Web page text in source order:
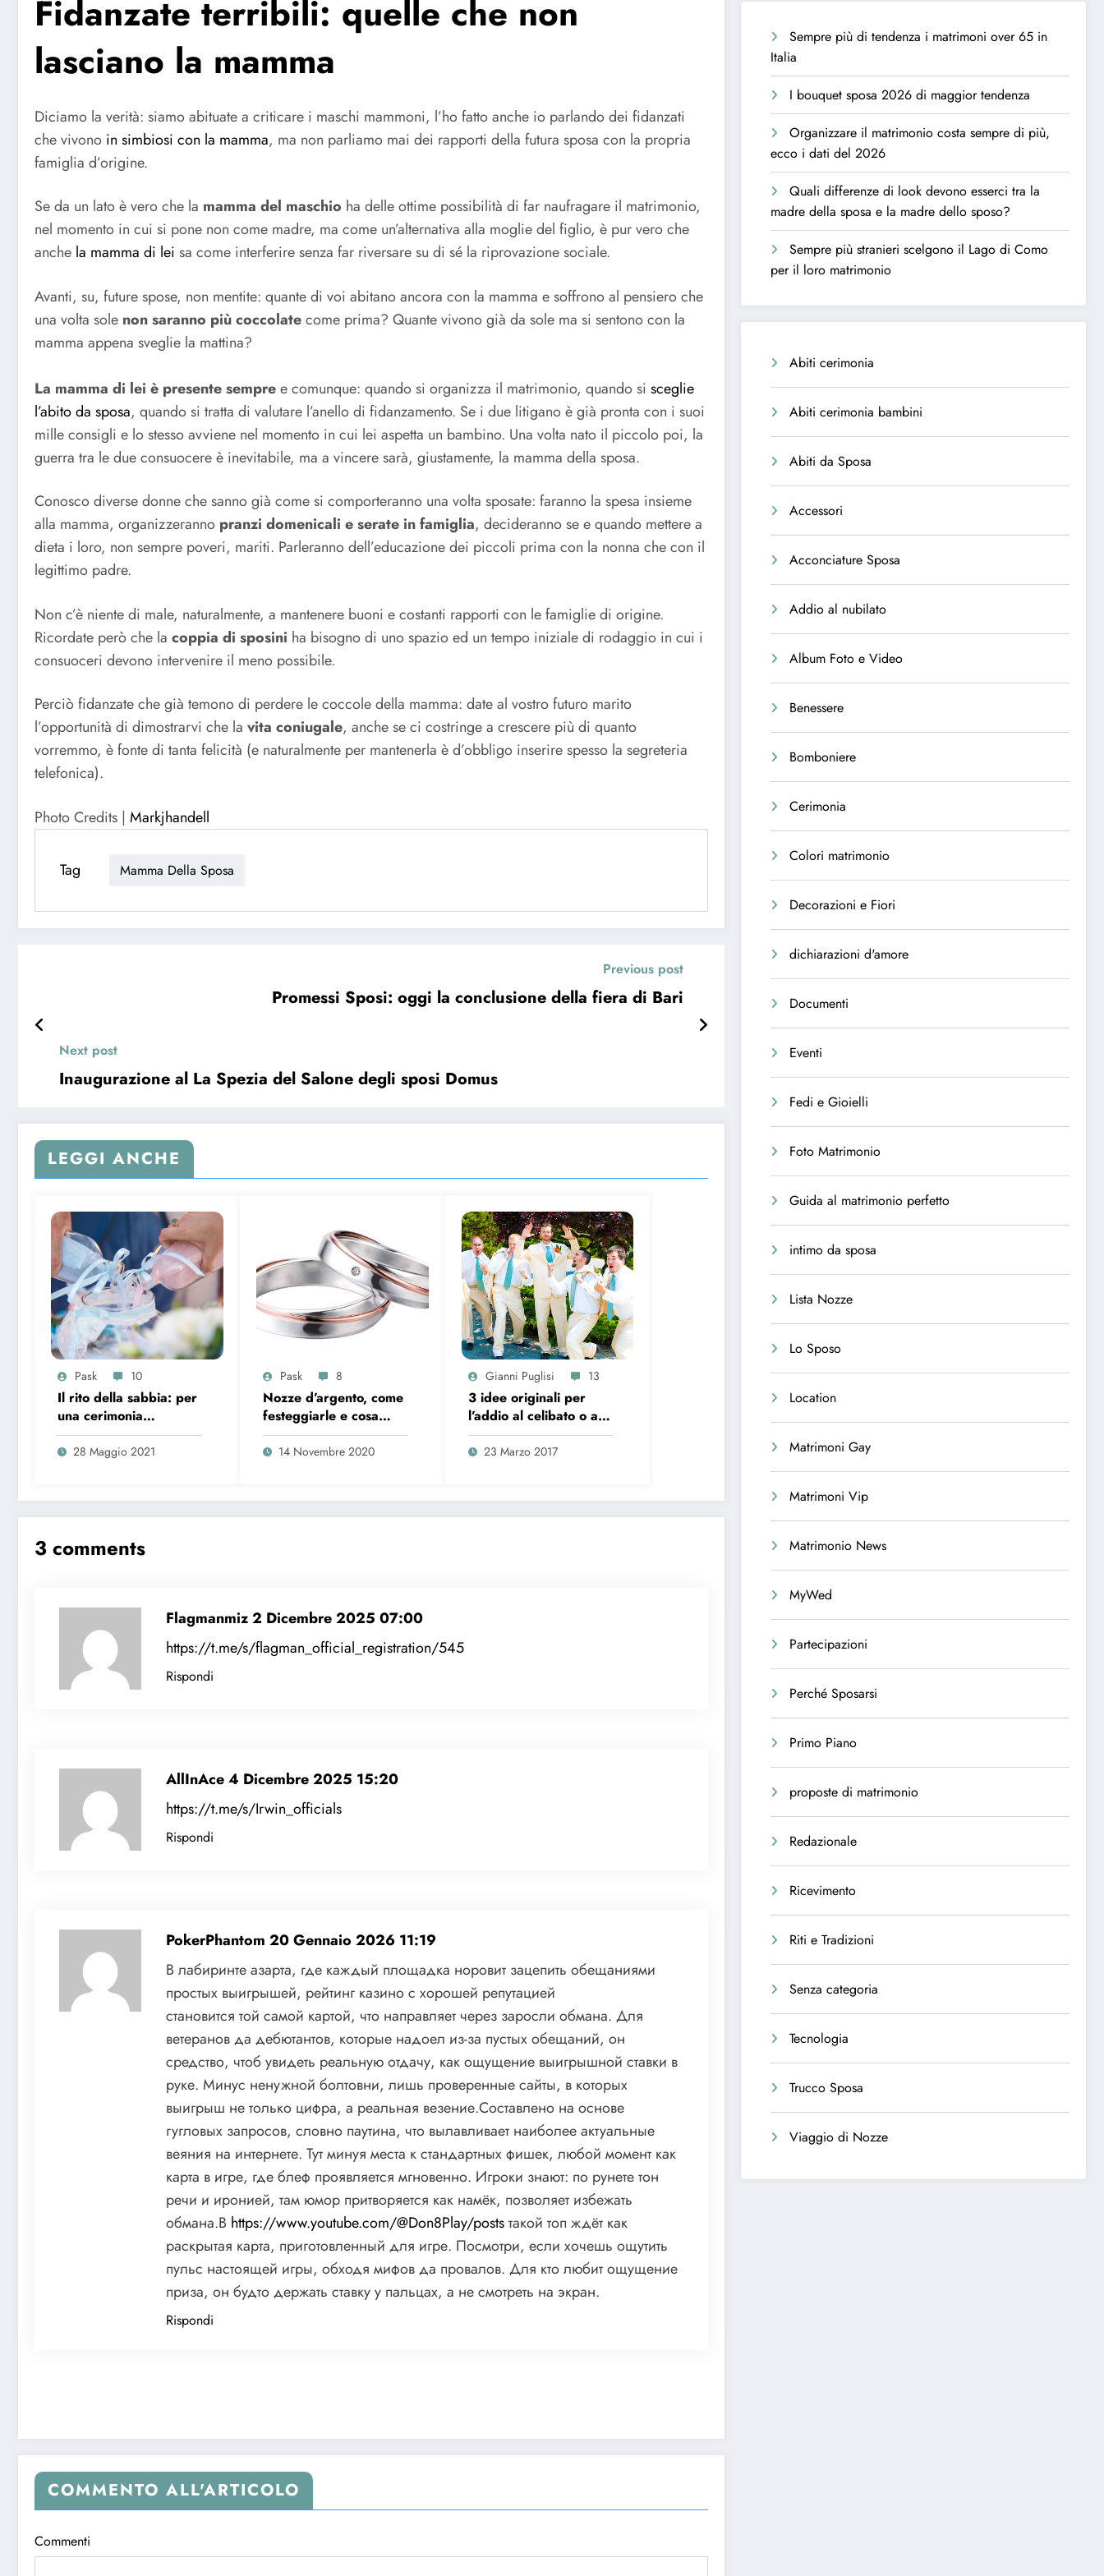
Fidanzate terribili: quelle che non
lasciano la mamma
Diciamo la verità: siamo abituate a criticare i maschi mammoni, l’ho fatto anche io parlando dei fidanzati
che vivono in simbiosi con la mamma, ma non parliamo mai dei rapporti della futura sposa con la propria
famiglia d’origine.
Se da un lato è vero che la mamma del maschio ha delle ottime possibilità di far naufragare il matrimonio,
nel momento in cui si pone non come madre, ma come un’alternativa alla moglie del figlio, è pur vero che
anche la mamma di lei sa come interferire senza far riversare su di sé la riprovazione sociale.
Avanti, su, future spose, non mentite: quante di voi abitano ancora con la mamma e soffrono al pensiero che
una volta sole non saranno più coccolatecome prima? Quante vivono già da sole ma si sentono con la
mamma appena sveglie la mattina?
La mamma di lei è presente sempree comunque: quando si organizza il matrimonio, quando si sceglie
l’abito da sposa, quando si tratta di valutare l’anello di fidanzamento. Se i due litigano è già pronta con i suoi
mille consigli e lo stesso avviene nel momento in cui lei aspetta un bambino. Una volta nato il piccolo poi, la
guerra tra le due consuocere è inevitabile, ma a vincere sarà, giustamente, la mamma della sposa.
Conosco diverse donne che sanno già come si comporteranno una volta sposate: faranno la spesa insieme
alla mamma, organizzeranno pranzi domenicali e serate in famiglia, decideranno se e quando mettere a
dieta i loro, non sempre poveri, mariti. Parleranno dell’educazione dei piccoli prima con la nonna che con il
legittimo padre.
Non c’è niente di male, naturalmente, a mantenere buoni e costanti rapporti con le famiglie di origine.
Ricordate però che la coppia di sposini ha bisogno di uno spazio ed un tempo iniziale di rodaggio in cui i
consuoceri devono intervenire il meno possibile.
Perciò fidanzate che già temono di perdere le coccole della mamma: date al vostro futuro marito
l’opportunità di dimostrarvi che la vita coniugale, anche se ci costringe a crescere più di quanto
vorremmo, è fonte di tanta felicità (e naturalmente per mantenerla è d’obbligo inserire spesso la segreteria
telefonica).
Photo Credits | Markjhandell
Tag Mamma Della Sposa
Previous post
Promessi Sposi: oggi la conclusione della fiera di Bari
Next post
Inaugurazione al La Spezia del Salone degli sposi Domus
LEGGI ANCHE
Pask 10
Il rito della sabbia: per
una cerimonia
romantica sulla
spiaggia
28 Maggio 2021
Pask 8
Nozze d’argento, come
festeggiarle e cosa
regalare
14 Novembre 2020
Gianni Puglisi 13
3 idee originali per
l’addio al celibato o al
nubilato
23 Marzo 2017
3 comments
Flagmanmiz2 Dicembre 2025 07:00
https://t.me/s/flagman_official_registration/545
Rispondi
AllInAce4 Dicembre 2025 15:20
https://t.me/s/Irwin_officials
Rispondi
PokerPhantom 20 Gennaio 2026 11:19
В лабиринте азарта, где каждый площадка норовит зацепить обещаниями
простых выигрышей, рейтинг казино с хорошей репутацией
становится той самой картой, что направляет через заросли обмана. Для
ветеранов да дебютантов, которые надоел из-за пустых обещаний, он
средство, чтоб увидеть реальную отдачу, как ощущение выигрышной ставки в
руке. Минус ненужной болтовни, лишь проверенные сайты, в которых
выигрыш не только цифра, а реальная везение.Составлено на основе
гугловых запросов, словно паутина, что вылавливает наиболее актуальные
веяния на интернете. Тут минуя места к стандартных фишек, любой момент как
карта в игре, где блеф проявляется мгновенно. Игроки знают: по рунете тон
речи и иронией, там юмор притворяется как намёк, позволяет избежать
обмана.В https://www.youtube.com/@Don8Play/postsтакой топ ждёт как
раскрытая карта, приготовленный для игре. Посмотри, если хочешь ощутить
пульс настоящей игры, обходя мифов да провалов. Для кто любит ощущение
приза, он будто держать ставку у пальцах, а не смотреть на экран.
Rispondi
COMMENTO ALL'ARTICOLO
Commenti
Sempre più di tendenza i matrimoni over 65 in
Italia
I bouquet sposa 2026 di maggior tendenza
Organizzare il matrimonio costa sempre di più,
ecco i dati del 2026
Quali differenze di look devono esserci tra la
madre della sposa e la madre dello sposo?
Sempre più stranieri scelgono il Lago di Como
per il loro matrimonio
Abiti cerimonia
Abiti cerimonia bambini
Abiti da Sposa
Accessori
Acconciature Sposa
Addio al nubilato
Album Foto e Video
Benessere
Bomboniere
Cerimonia
Colori matrimonio
Decorazioni e Fiori
dichiarazioni d'amore
Documenti
Eventi
Fedi e Gioielli
Foto Matrimonio
Guida al matrimonio perfetto
intimo da sposa
Lista Nozze
Lo Sposo
Location
Matrimoni Gay
Matrimoni Vip
Matrimonio News
MyWed
Partecipazioni
Perché Sposarsi
Primo Piano
proposte di matrimonio
Redazionale
Ricevimento
Riti e Tradizioni
Senza categoria
Tecnologia
Trucco Sposa
Viaggio di Nozze